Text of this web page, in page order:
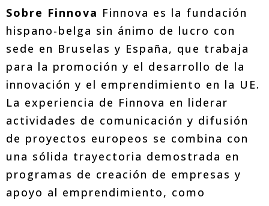
Sobre Finnova Finnova es la fundación
hispano-belga sin ánimo de lucro con
sede en Bruselas y España, que trabaja
para la promoción y el desarrollo de la
innovación y el emprendimiento en la UE.
La experiencia de Finnova en liderar
actividades de comunicación y difusión
de proyectos europeos se combina con
una sólida trayectoria demostrada en
programas de creación de empresas y
apoyo al emprendimiento, como